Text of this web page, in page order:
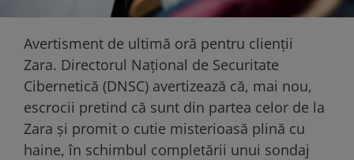
Avertisment de ultimă oră pentru clienții
Zara. Directorul Național de Securitate
Cibernetică (DNSC) avertizează că, mai nou,
escrocii pretind că sunt din partea celor de la
Zara și promit o cutie misterioasă plină cu
haine, în schimbul completării unui sondaj